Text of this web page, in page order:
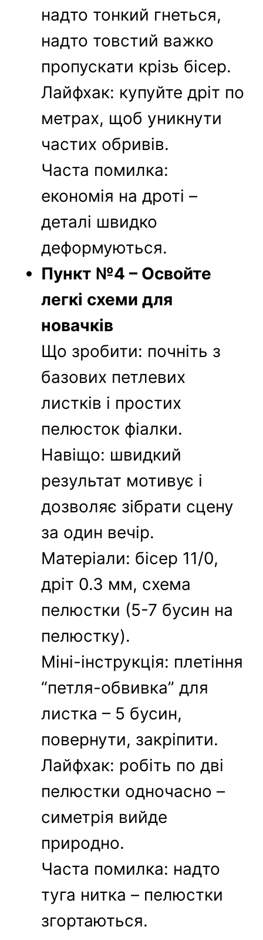
надто тонкий гнеться,
надто товстий важко
пропускати крізь бісер.
Лайфхак: купуйте дріт по
метрах, щоб уникнути
частих обривів.
Часта помилка:
економія на дроті –
деталі швидко
деформуються.
Пункт №4 – Освойте
легкі схеми для
новачків
Що зробити: почніть з
базових петлевих
листків і простих
пелюсток фіалки.
Навіщо: швидкий
результат мотивує і
дозволяє зібрати сцену
за один вечір.
Матеріали: бісер 11/0,
дріт 0.3 мм, схема
пелюстки (5-7 бусин на
пелюстку).
Міні-інструкція: плетіння
“петля-обвивка” для
листка – 5 бусин,
повернути, закріпити.
Лайфхак: робіть по дві
пелюстки одночасно –
симетрія вийде
природно.
Часта помилка: надто
туга нитка – пелюстки
згортаються.